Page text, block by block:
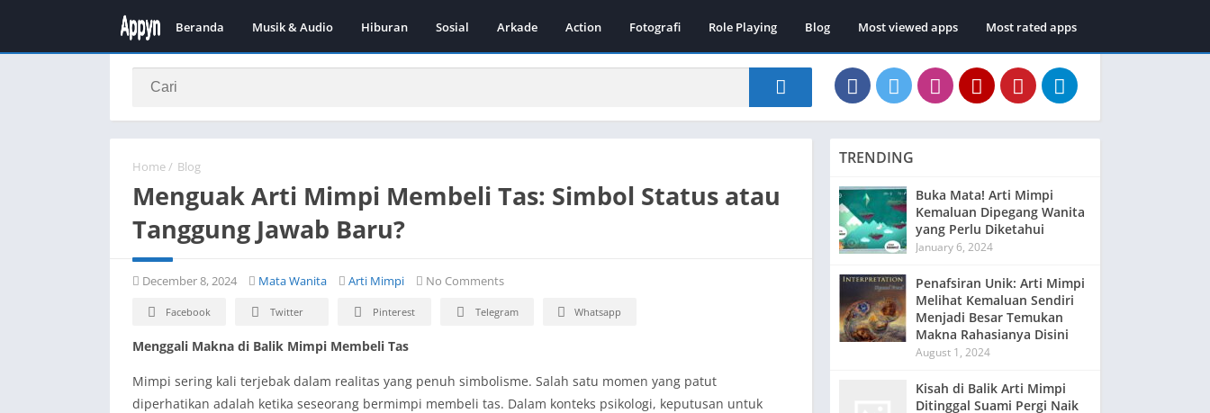
Beranda Musik & Audio Hiburan Sosial Arkade Action Fotografi Role Playing Blog Most viewed apps Most rated apps
Home / Blog
Menguak Arti Mimpi Membeli Tas: Simbol Status atau
Tanggung Jawab Baru?
December 8, 2024 Mata Wanita Arti Mimpi No Comments
Facebook Twitter Pinterest Telegram Whatsapp
Menggali Makna di Balik Mimpi Membeli Tas
Mimpi sering kali terjebak dalam realitas yang penuh simbolisme. Salah satu momen yang patut
diperhatikan adalah ketika seseorang bermimpi membeli tas. Dalam konteks psikologi, keputusan untuk
TRENDING
Buka Mata! Arti Mimpi
Kemaluan Dipegang Wanita
yang Perlu Diketahui
January 6, 2024
Penafsiran Unik: Arti Mimpi
Melihat Kemaluan Sendiri
Menjadi Besar Temukan
Makna Rahasianya Disini
August 1, 2024
Kisah di Balik Arti Mimpi
Ditinggal Suami Pergi Naik